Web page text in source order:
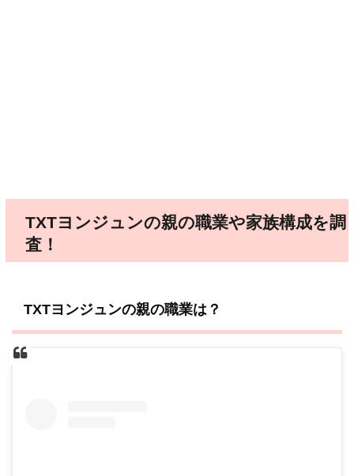
TXTヨンジュンの親の職業や家族構成を調
査！
TXTヨンジュンの親の職業は？